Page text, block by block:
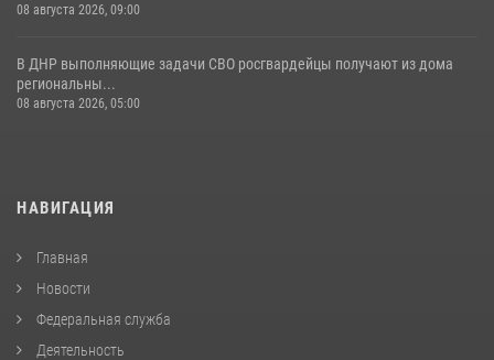
08 августа 2026, 09:00
В ДНР выполняющие задачи СВО росгвардейцы получают из дома
региональны...
08 августа 2026, 05:00
НАВИГАЦИЯ
Главная
Новости
Федеральная служба
Деятельность